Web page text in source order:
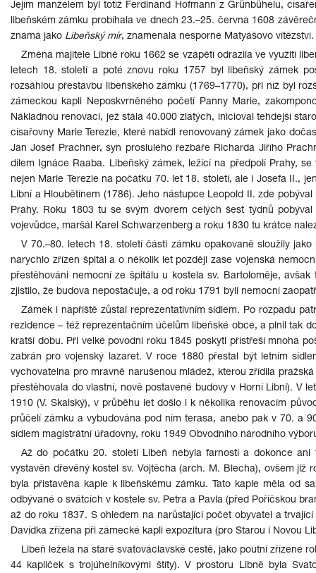
Jejím manželem byl totiž Ferdinand Hofmann z Grünbühelu,
libeňském zámku probíhala ve dnech 23.–25. června 1608
známá jako Libeňský mír, znamenala nesporné Matyášovo vítězství.
Změna majitele Libně roku 1662 se vzápětí odrazila ve využití
letech 18. století a poté znovu roku 1757 byl libeňský zámek
rozsáhlou přestavbu libeňského zámku (1769–1770), při níž byl
zámeckou kapli Neposkvrněného početí Panny Marie,
Nákladnou renovaci, jež stála 40.000 zlatých, inicioval tehdejší
císařovny Marie Terezie, které nabídl renovovaný zámek jako
Jan Josef Prachner, syn proslulého řezbáře Richarda Jiřího
dílem Ignáce Raaba. Libeňský zámek, ležící na předpolí Prahy,
nejen Marie Terezie na počátku 70. let 18. století, ale i Josefa II.,
Libní a Hloubětínem (1786). Jeho nástupce Leopold II. zde
Prahy. Roku 1803 tu se svým dvorem celých šest týdnů
vojevůdce, maršál Karel Schwarzenberg a roku 1830 tu krátce
V 70.–80. letech 18. století části zámku opakovaně sloužily
narychlo zřízen špitál a o několik let později zase vojenská
přestěhováni nemocní ze špitálu u kostela sv. Bartoloměje,
zjistilo, že budova nepostačuje, a od roku 1791 byli nemocní
Zámek i napříště zůstal reprezentativním sídlem. Po rozpadu
rezidence – též reprezentačním účelům libeňské obce, a plnil tak
kratší dobu. Při velké povodni roku 1845 poskytl přístřeší mnoha
zabrán pro vojenský lazaret. V roce 1880 přestal být letním
vychovatelna pro mravně narušenou mládež, kterou zřídila
přestěhovala do vlastní, nově postavené budovy v Horní Libni). V
1910 (V. Skalský), v průběhu let došlo i k několika renovacím
průčelí zámku a vybudována pod ním terasa, anebo pak v 70. a
sídlem magistrátní úřadovny, roku 1949 Obvodního národního
Až do počátku 20. století Libeň nebyla farností a dokonce
vystavěn dřevěný kostel sv. Vojtěcha (arch. M. Blecha), ovšem již
byla přistavěna kaple k libeňskému zámku. Tato kaple měla od
odbývané o svátcích v kostele sv. Petra a Pavla (před Poříčskou
až do roku 1837. S ohledem na narůstající počet obyvatel a
Davídka zřízena při zámecké kapli expozitura (pro Starou i Novou
Libeň ležela na staré svatováclavské cestě, jako poutní zřízené
44 kapliček s trojúhelníkovými štíty). V prostoru Libně byla